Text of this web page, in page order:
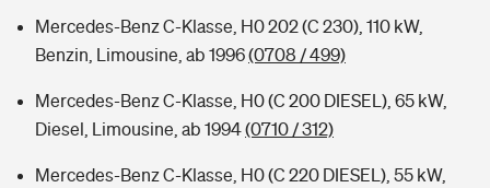
Mercedes-Benz C-Klasse, H0 202 (C 230), 110 kW,
Benzin, Limousine, ab 1996(0708 / 499)
Mercedes-Benz C-Klasse, H0 (C 200 DIESEL), 65 kW,
Diesel, Limousine, ab 1994(0710 / 312)
Mercedes-Benz C-Klasse, H0 (C 220 DIESEL), 55 kW,